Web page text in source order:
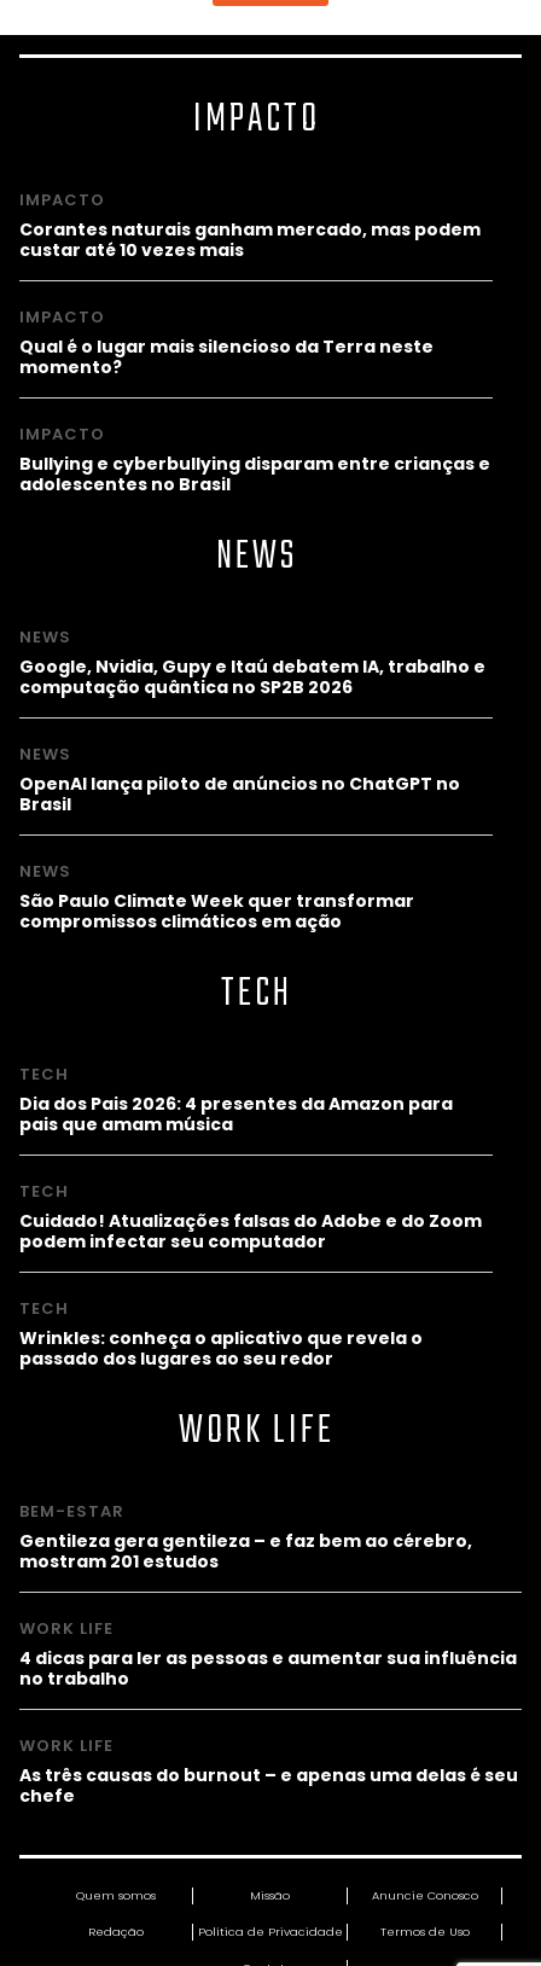
IMPACTO
IMPACTO
Corantes naturais ganham mercado, mas podem
custar até 10 vezes mais
IMPACTO
Qual é o lugar mais silencioso da Terra neste
momento?
IMPACTO
Bullying e cyberbullying disparam entre crianças e
adolescentes no Brasil
NEWS
NEWS
Google, Nvidia, Gupy e Itaú debatem IA, trabalho e
computação quântica no SP2B 2026
NEWS
OpenAI lança piloto de anúncios no ChatGPT no
Brasil
NEWS
São Paulo Climate Week quer transformar
compromissos climáticos em ação
TECH
TECH
Dia dos Pais 2026: 4 presentes da Amazon para
pais que amam música
TECH
Cuidado! Atualizações falsas do Adobe e do Zoom
podem infectar seu computador
TECH
Wrinkles: conheça o aplicativo que revela o
passado dos lugares ao seu redor
WORK LIFE
BEM-ESTAR
Gentileza gera gentileza – e faz bem ao cérebro,
mostram 201 estudos
WORK LIFE
4 dicas para ler as pessoas e aumentar sua influência
no trabalho
WORK LIFE
As três causas do burnout – e apenas uma delas é seu
chefe
Quem somos Missão Anuncie Conosco
Redação Política de Privacidade Termos de Uso